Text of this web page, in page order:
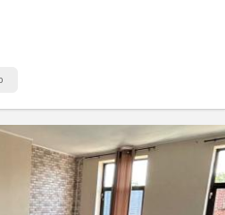
KM 2353
au premier étage d'une co-
chambre partiellement meublée